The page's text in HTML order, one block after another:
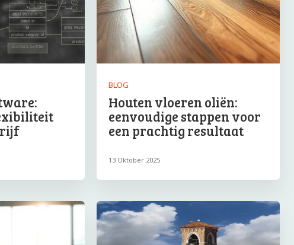
BLOG
Houten vloeren oliën:
eenvoudige stappen voor
een prachtig resultaat
13 Oktober 2025